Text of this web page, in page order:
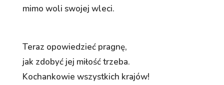
mimo woli swojej wleci.
Teraz opowiedzieć pragnę,
jak zdobyć jej miłość trzeba.
Kochankowie wszystkich krajów!